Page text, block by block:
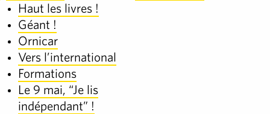
Haut les livres !
Géant !
Ornicar
Vers l’international
Formations
Le 9 mai, “Je lis
indépendant” !